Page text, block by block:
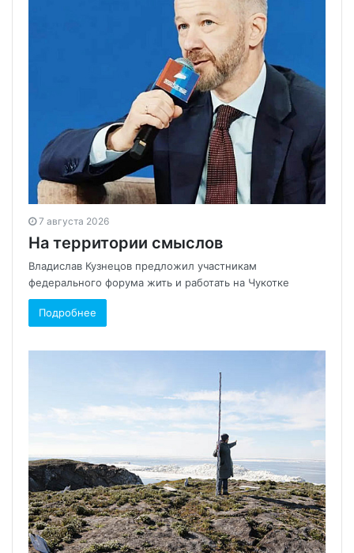
7 августа 2026
На территории смыслов
Владислав Кузнецов предложил участникам
федерального форума жить и работать на Чукотке
Подробнее